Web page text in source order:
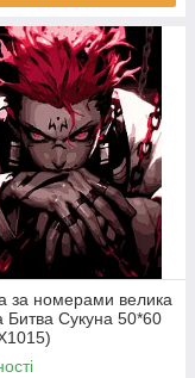
за номерами велика
Битва Сукуна 50*60